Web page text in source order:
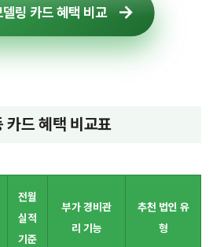
델링 카드 혜택 비교
카드 혜택 비교표
전월
실적
기준
부가 경비관
리 기능
추천 법인 유
형